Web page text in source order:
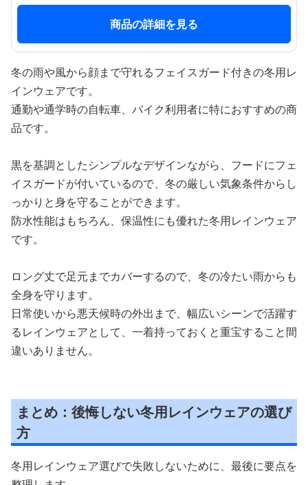
商品の詳細を見る
冬の雨や風から顔まで守れるフェイスガード付きの冬用レ
インウェアです。
通勤や通学時の自転車、バイク利用者に特におすすめの商
品です。
黒を基調としたシンプルなデザインながら、フードにフェ
イスガードが付いているので、冬の厳しい気象条件からし
っかりと身を守ることができます。
防水性能はもちろん、保温性にも優れた冬用レインウェア
です。
ロング丈で足元までカバーするので、冬の冷たい雨からも
全身を守ります。
日常使いから悪天候時の外出まで、幅広いシーンで活躍す
るレインウェアとして、一着持っておくと重宝すること間
違いありません。
まとめ：後悔しない冬用レインウェアの選び
方
冬用レインウェア選びで失敗しないために、最後に要点を